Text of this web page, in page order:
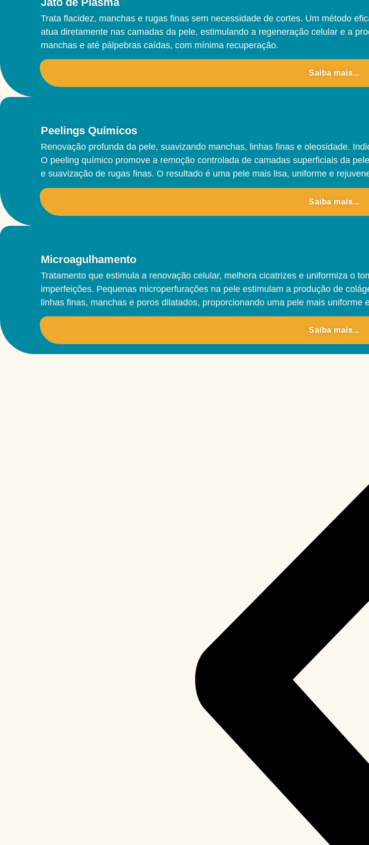
Trata flacidez, manchas e rugas finas sem necessidade de cortes. Um método
atua diretamente nas camadas da pele, estimulando a regeneração celular e a
manchas e até pálpebras caídas, com mínima recuperação.
Saiba mais...
Peelings Químicos
Renovação profunda da pele, suavizando manchas, linhas finas e oleosidade.
O peeling químico promove a remoção controlada de camadas superficiais da
e suavização de rugas finas. O resultado é uma pele mais lisa, uniforme e
Saiba mais...
Microagulhamento
Tratamento que estimula a renovação celular, melhora cicatrizes e uniformiza o
imperfeições. Pequenas microperfurações na pele estimulam a produção de
linhas finas, manchas e poros dilatados, proporcionando uma pele mais uniforme
Saiba mais...